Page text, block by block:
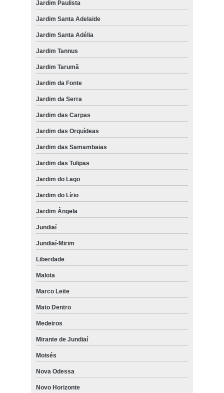
Jardim Paulista
Jardim Santa Adelaide
Jardim Santa Adélia
Jardim Tannus
Jardim Tarumã
Jardim da Fonte
Jardim da Serra
Jardim das Carpas
Jardim das Orquídeas
Jardim das Samambaias
Jardim das Tulipas
Jardim do Lago
Jardim do Lírio
Jardim Ângela
Jundiaí
Jundiaí-Mirim
Liberdade
Malota
Marco Leite
Mato Dentro
Medeiros
Mirante de Jundiaí
Moisés
Nova Odessa
Novo Horizonte